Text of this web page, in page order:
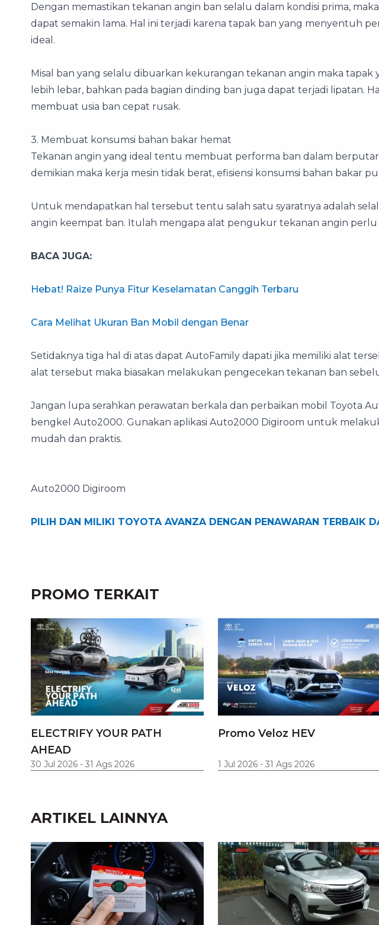
Dengan memastikan tekanan angin ban selalu dalam kondisi prima,
dapat semakin lama. Hal ini terjadi karena tapak ban yang menyentuh
ideal.
Misal ban yang selalu dibuarkan kekurangan tekanan angin maka tapak
lebih lebar, bahkan pada bagian dinding ban juga dapat terjadi lipatan.
membuat usia ban cepat rusak.
3. Membuat konsumsi bahan bakar hemat
Tekanan angin yang ideal tentu membuat performa ban dalam
demikian maka kerja mesin tidak berat, efisiensi konsumsi bahan bakar
Untuk mendapatkan hal tersebut tentu salah satu syaratnya adalah
angin keempat ban. Itulah mengapa alat pengukur tekanan angin
BACA JUGA:
Hebat! Raize Punya Fitur Keselamatan Canggih Terbaru
Cara Melihat Ukuran Ban Mobil dengan Benar
Setidaknya tiga hal di atas dapat AutoFamily dapati jika memiliki alat
alat tersebut maka biasakan melakukan pengecekan tekanan ban
Jangan lupa serahkan perawatan berkala dan perbaikan mobil Toyota
bengkel Auto2000. Gunakan aplikasi Auto2000 Digiroom untuk
mudah dan praktis.
Auto2000 Digiroom
PILIH DAN MILIKI TOYOTA AVANZA DENGAN PENAWARAN TERBAIK
PROMO TERKAIT
ELECTRIFY YOUR PATH
AHEAD
30 Jul 2026 - 31 Ags 2026
Promo Veloz HEV
1 Jul 2026 - 31 Ags 2026
ARTIKEL LAINNYA